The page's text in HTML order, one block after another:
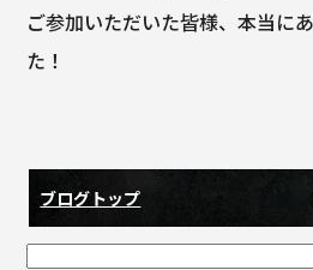
ご参加いただいた皆様、本当に
た！
ブログトップ